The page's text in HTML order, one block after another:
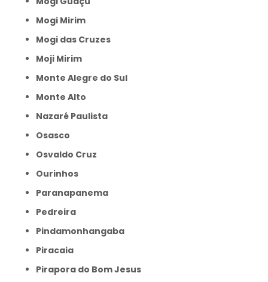
Mogi Mirim
Mogi das Cruzes
Moji Mirim
Monte Alegre do Sul
Monte Alto
Nazaré Paulista
Osasco
Osvaldo Cruz
Ourinhos
Paranapanema
Pedreira
Pindamonhangaba
Piracaia
Pirapora do Bom Jesus